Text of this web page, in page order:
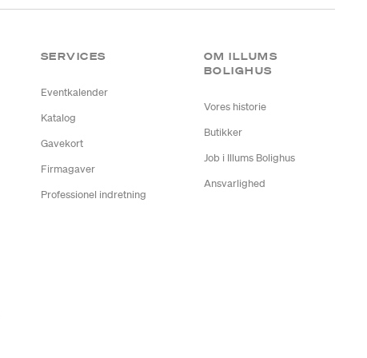
SERVICES
Eventkalender
Katalog
Gavekort
Firmagaver
Professionel indretning
OM ILLUMS
BOLIGHUS
Vores historie
Butikker
Job i Illums Bolighus
Ansvarlighed